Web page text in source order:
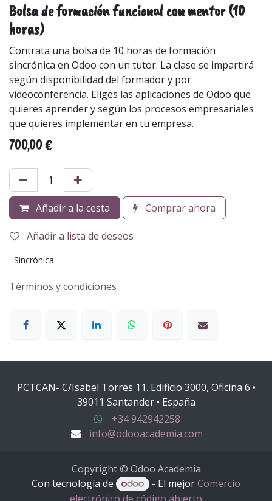
Bolsa de formación funcional con mentor (10
horas)
Contrata una bolsa de 10 horas de formación
sincrónica en Odoo con un tutor. La clase se impartirá
según disponibilidad del formador y por
videoconferencia. Eliges las aplicaciones de Odoo que
quieres aprender y según los procesos empresariales
que quieres implementar en tu empresa.
700,00€
Añadir a la cesta Comprar ahora
Añadir a lista de deseos
Sincrónica
Términos y condiciones
PCTCAN- C/Isabel Torres 11. Edificio 3000, Oficina 6 •
39011 Santander • España
+34 942942258
info@odooacademia.com
Copyright © Odoo Academia
Con tecnología de
- El mejorComercio